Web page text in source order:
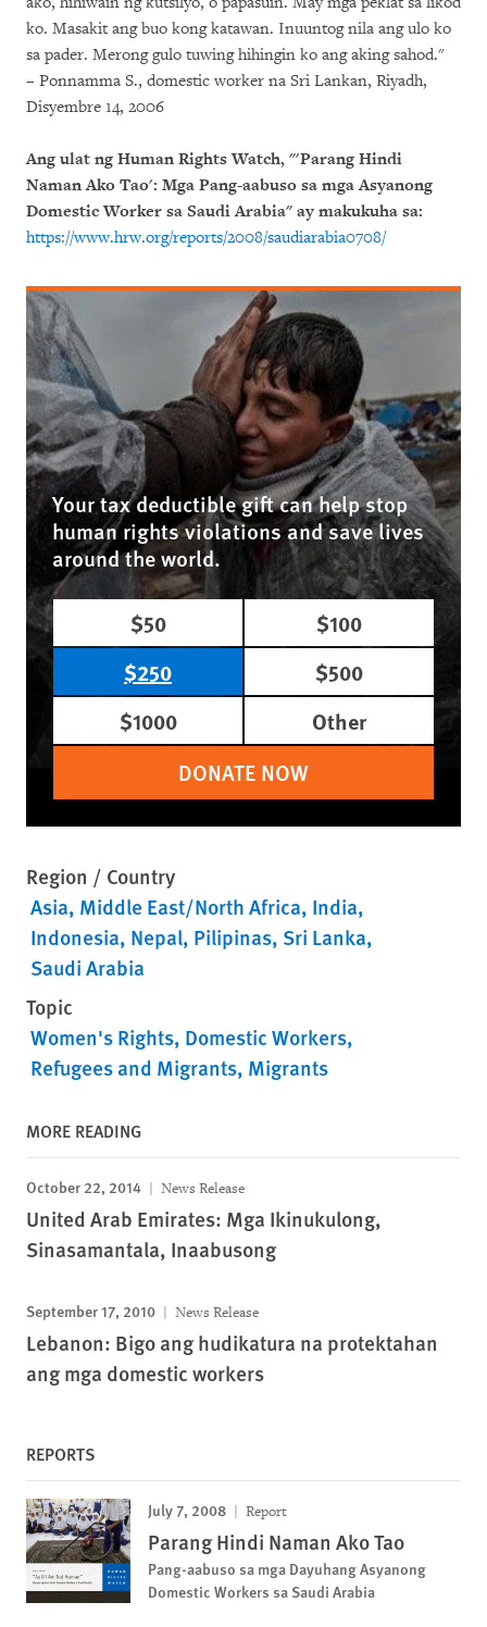
ko. Masakit ang buo kong katawan. Inuuntog nila ang ulo ko
sa pader. Merong gulo tuwing hihingin ko ang aking sahod."
– Ponnamma S., domestic worker na Sri Lankan, Riyadh,
Disyembre 14, 2006
Ang ulat ng Human Rights Watch, "'Parang Hindi
Naman Ako Tao': Mga Pang-aabuso sa mga Asyanong
Domestic Worker sa Saudi Arabia" ay makukuha sa:
https://www.hrw.org/reports/2008/saudiarabia0708/
Your tax deductible gift can help stop
human rights violations and save lives
around the world.
$50
$100
$250
$500
$1000
Other
DONATE NOW
Region / Country
Asia Middle East/North Africa India
Indonesia Nepal Pilipinas Sri Lanka
Saudi Arabia
Topic
Women's Rights Domestic Workers
Refugees and Migrants Migrants
MORE READING
October 22, 2014 News Release
United Arab Emirates: Mga Ikinukulong,
Sinasamantala, Inaabusong
September 17, 2010 News Release
Lebanon: Bigo ang hudikatura na protektahan
ang mga domestic workers
REPORTS
July 7, 2008 Report
Parang Hindi Naman Ako Tao
Pang-aabuso sa mga Dayuhang Asyanong
Domestic Workers sa Saudi Arabia